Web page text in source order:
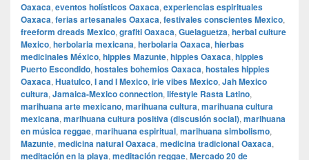
Oaxaca, eventos holísticos Oaxaca, experiencias espirituales
Oaxaca, ferias artesanales Oaxaca, festivales conscientes Mexico,
freeform dreads Mexico, grafiti Oaxaca, Guelaguetza, herbal culture
Mexico, herbolaria mexicana, herbolaria Oaxaca, hierbas
medicinales México, hippies Mazunte, hippies Oaxaca, hippies
Puerto Escondido, hostales bohemios Oaxaca, hostales hippies
Oaxaca, Huatulco, I and I Mexico, irie vibes Mexico, Jah Mexico
cultura, Jamaica-Mexico connection, lifestyle Rasta Latino,
marihuana arte mexicano, marihuana cultura, marihuana cultura
mexicana, marihuana cultura positiva (discusión social), marihuana
en música reggae, marihuana espiritual, marihuana simbolismo,
Mazunte, medicina natural Oaxaca, medicina tradicional Oaxaca,
meditación en la playa, meditación reggae, Mercado 20 de